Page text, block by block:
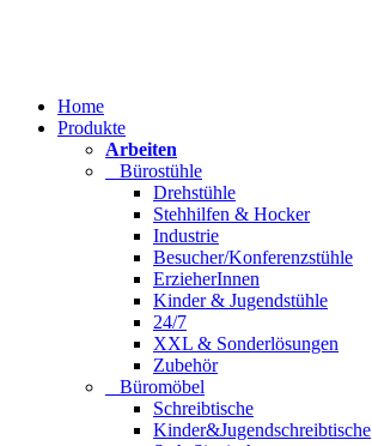
Home
Produkte
Arbeiten
Bürostühle
Drehstühle
Stehhilfen & Hocker
Industrie
Besucher/Konferenzstühle
ErzieherInnen
Kinder & Jugendstühle
24/7
XXL & Sonderlösungen
Zubehör
Büromöbel
Schreibtische
Kinder&Jugendschreibtische